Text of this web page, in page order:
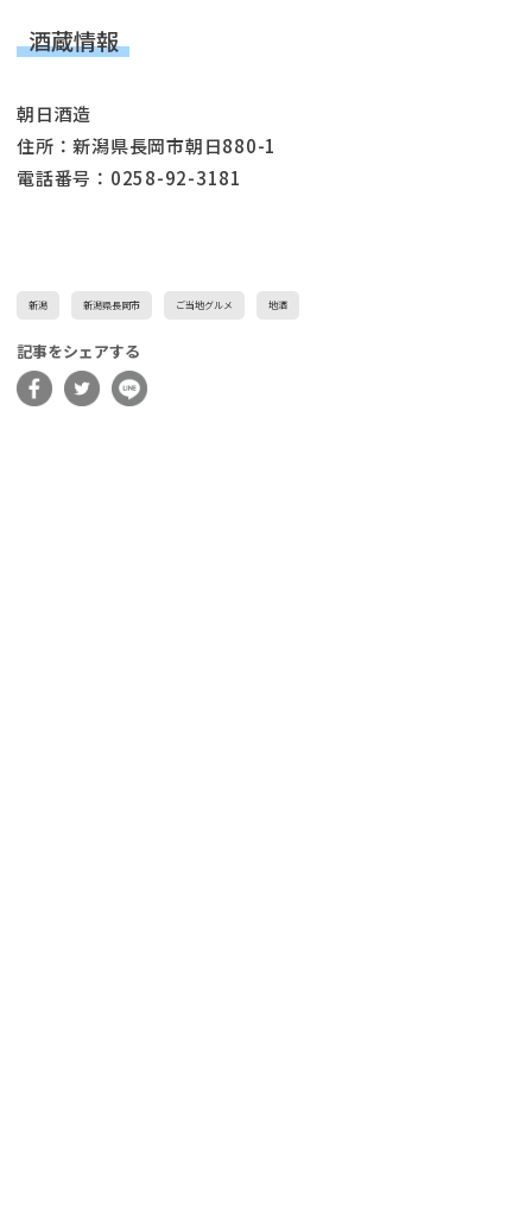
酒蔵情報
朝日酒造
住所：新潟県長岡市朝日880-1
電話番号：0258-92-3181
新潟 新潟県長岡市 ご当地グルメ 地酒
記事をシェアする